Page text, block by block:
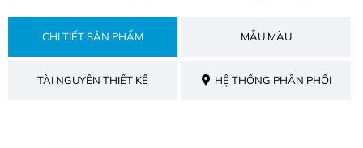
CHI TIẾT SẢN PHẨM MẪU MÀU
TÀI NGUYÊN THIẾT KẾ HỆ THỐNG PHÂN PHỐI